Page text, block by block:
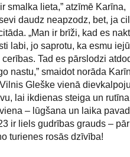
smalka lieta,” atzīmē Karīna,
daudz neapzodz, bet, ja
„Man ir brīži, kad es
labi, jo saprotu, ka esmu
Tad es pārslodzi
nastu,” smaidot norāda
Gleške vienā
lai ikdienas steiga un rutīna
– lūgšana un laika
ir liels gudrības grauds –
turienes rosās dzīvība!